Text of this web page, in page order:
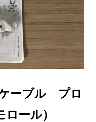
ーブル プロ
ール）